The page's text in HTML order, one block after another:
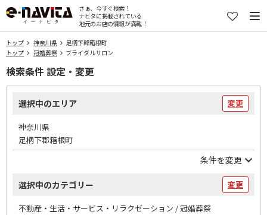
さぁ、今すぐ検索！
ナビタに掲載されている
地元のお店の情報が満載！
トップ 神奈川県
足柄下郡箱根町
トップ
冠婚葬祭 ブライダルサロン
検索条件 設定・変更
選択中のエリア 変更
神奈川県
足柄下郡箱根町
条件を変更
選択中のカテゴリー 変更
不動産・生活・サービス・リラクゼーション / 冠婚葬祭